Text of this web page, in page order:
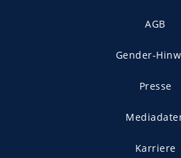
AGB
Gender-
Presse
Karriere